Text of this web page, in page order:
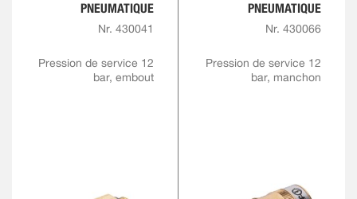
PNEUMATIQUE
Nr. 430041
Pression de service 12
bar, embout
PNEUMATIQUE
Nr. 430066
Pression de service 12
bar, manchon